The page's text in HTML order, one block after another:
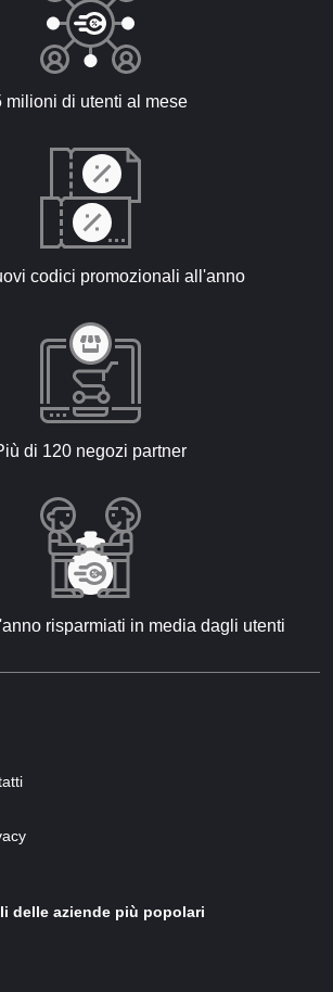
milioni di utenti al mese
codici promozionali all'anno
di 120 negozi partner
risparmiati in media dagli utenti
delle aziende più popolari